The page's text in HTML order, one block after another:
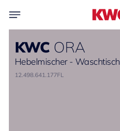
KWC ORA
Hebelmischer - Waschtisch
12.498.641.177FL